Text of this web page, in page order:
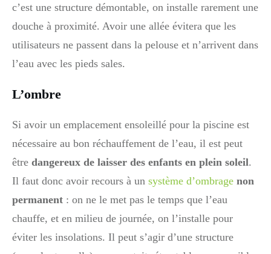
c’est une structure démontable, on installe rarement une
douche à proximité. Avoir une allée évitera que les
utilisateurs ne passent dans la pelouse et n’arrivent dans
l’eau avec les pieds sales.
L’ombre
Si avoir un emplacement ensoleillé pour la piscine est
nécessaire au bon réchauffement de l’eau, il est peut
être dangereux de laisser des enfants en plein soleil.
Il faut donc avoir recours à un système d’ombrage non
permanent : on ne le met pas le temps que l’eau
chauffe, et en milieu de journée, on l’installe pour
éviter les insolations. Il peut s’agir d’une structure